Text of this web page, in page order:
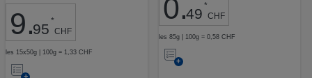
9.95 *
CHF
les 15x50g | 100g = 1,33 CHF
Ajouter
0.49 *
CHF
les 85g | 100g = 0,58 CHF
Ajouter